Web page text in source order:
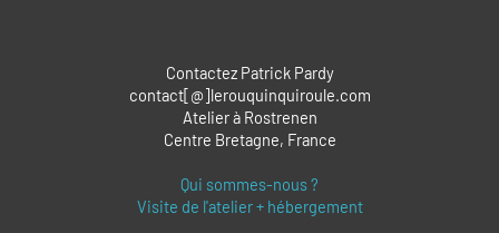
Contactez Patrick Pardy
contact[@]lerouquinquiroule.com
Atelier à Rostrenen
Centre Bretagne, France
Qui sommes-nous ?
Visite de l'atelier + hébergement